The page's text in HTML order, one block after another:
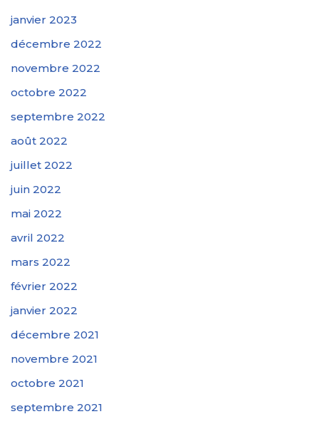
janvier 2023
décembre 2022
novembre 2022
octobre 2022
septembre 2022
août 2022
juillet 2022
juin 2022
mai 2022
avril 2022
mars 2022
février 2022
janvier 2022
décembre 2021
novembre 2021
octobre 2021
septembre 2021